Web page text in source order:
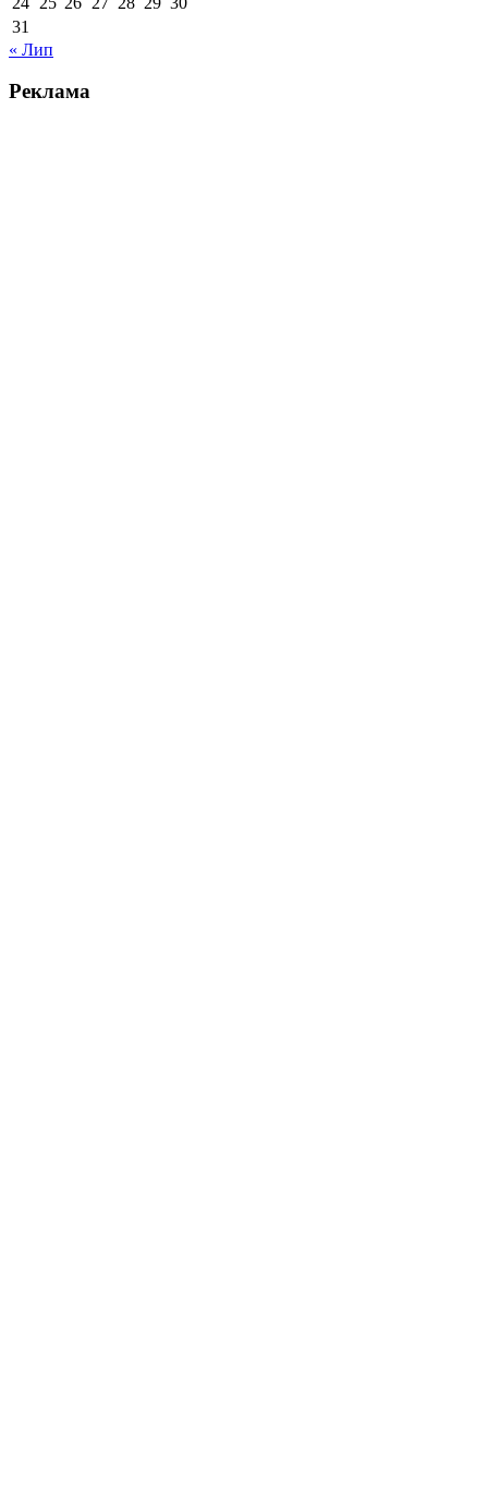
31
« Лип
Реклама